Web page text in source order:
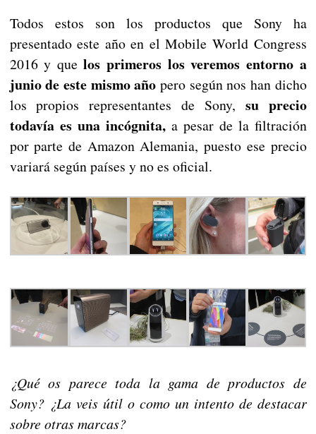
Todos estos son los productos que Sony ha
presentado este año en el Mobile World Congress
2016 y que los primeros los veremos entorno a
junio de este mismo año pero según nos han dicho
los propios representantes de Sony, su precio
todavía es una incógnita,a pesar de la filtración
por parte de Amazon Alemania, puesto ese precio
variará según países y no es oficial.
¿Qué os parece toda la gama de productos de
Sony? ¿La veis útil o como un intento de destacar
sobre otras marcas?